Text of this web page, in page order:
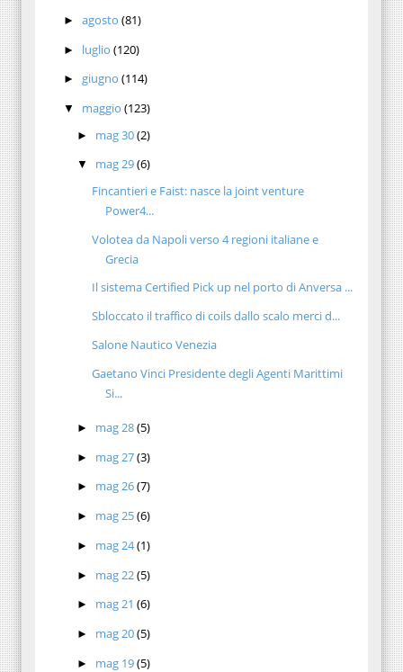
► agosto (81)
► luglio (120)
► giugno (114)
▼ maggio (123)
► mag 30(2)
▼ mag 29(6)
Fincantieri e Faist: nasce la joint venture
Power4...
Volotea da Napoli verso 4 regioni italiane e
Grecia
Il sistema Certified Pick up nel porto di Anversa ...
Sbloccato il traffico di coils dallo scalo merci d...
Salone Nautico Venezia
Gaetano Vinci Presidente degli Agenti Marittimi
Si...
► mag 28(5)
► mag 27(3)
► mag 26(7)
► mag 25(6)
► mag 24(1)
► mag 22(5)
► mag 21(6)
► mag 20(5)
► mag 19(5)